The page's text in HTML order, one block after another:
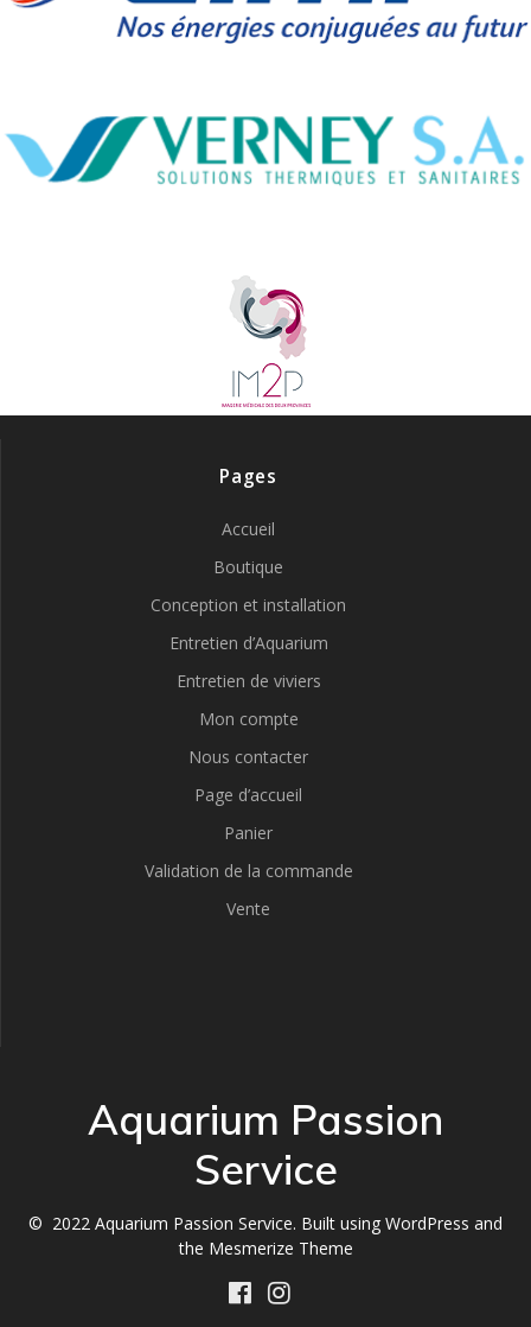
Pages
Accueil
Boutique
Conception et installation
Entretien d’Aquarium
Entretien de viviers
Mon compte
Nous contacter
Page d’accueil
Panier
Validation de la commande
Vente
Aquarium Passion
Service
© 2022 Aquarium Passion Service. Built using WordPress and
the Mesmerize Theme